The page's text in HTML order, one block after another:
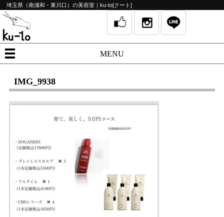
埼玉県（南浦和・東川口）の美容室｜ku-to[クート]
MENU
IMG_9938